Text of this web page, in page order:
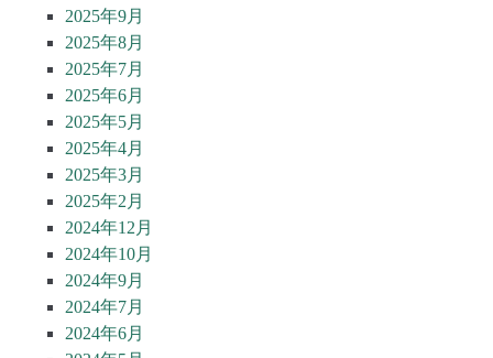
2025年9月
2025年8月
2025年7月
2025年6月
2025年5月
2025年4月
2025年3月
2025年2月
2024年12月
2024年10月
2024年9月
2024年7月
2024年6月